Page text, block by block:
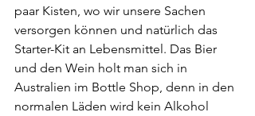
paar Kisten, wo wir unsere Sachen
versorgen können und natürlich das
Starter-Kit an Lebensmittel. Das Bier
und den Wein holt man sich in
Australien im Bottle Shop, denn in den
normalen Läden wird kein Alkohol